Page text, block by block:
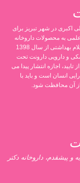
اکبری در شهر تبریز برای
به محصولات داروخانه
ای، مکمل‌های تغذیه‌ای، فرآورده‌های سلامت‌محور و اقلام بهداشتی از سال 1398
و دارویی دارونت تحت
اجازه انتشار پیدا می
انسان است و باید با
از آن محافظت شود.
و پیشقدم، داروخانه دکتر